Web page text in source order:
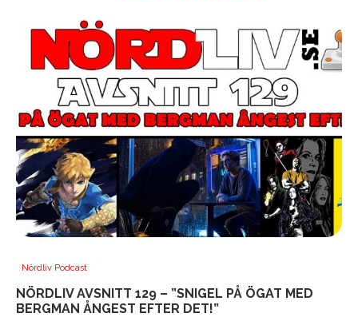
Nördliv Podcast
NÖRDLIV AVSNITT 129 – ”SNIGEL PÅ ÖGAT MED
BERGMAN ÅNGEST EFTER DET!”